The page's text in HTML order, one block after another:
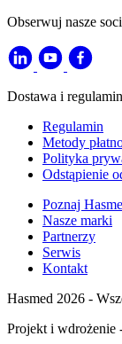
Obserwuj nasze
Dostawa i regulamin
Regulamin
Metody
Polityka
Odstąpienie
Poznaj
Nasze marki
Partnerzy
Serwis
Kontakt
Hasmed 2026 -
Projekt i wdrożenie